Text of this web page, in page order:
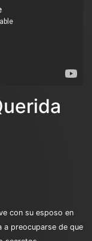
con su esposo en
a preocuparse de que